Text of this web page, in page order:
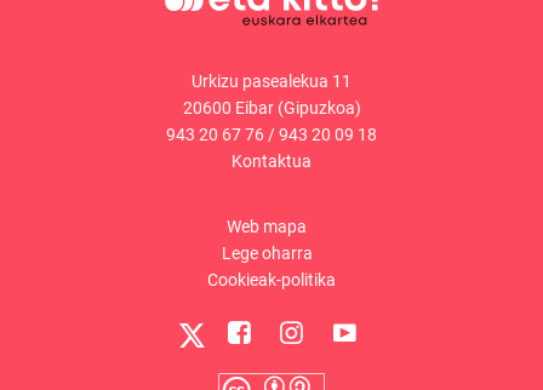
Urkizu pasealekua 11
20600 Eibar (Gipuzkoa)
943 20 67 76/943 20 09 18
Kontaktua
Web mapa
Lege oharra
Cookieak-politika